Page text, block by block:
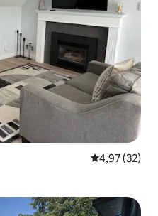
4,97 de uma
4,97 (32)